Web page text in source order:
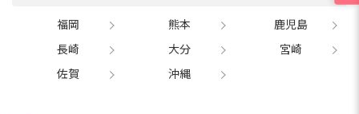
福岡 熊本
鹿児島
長崎
大分
宮崎
佐賀
沖縄